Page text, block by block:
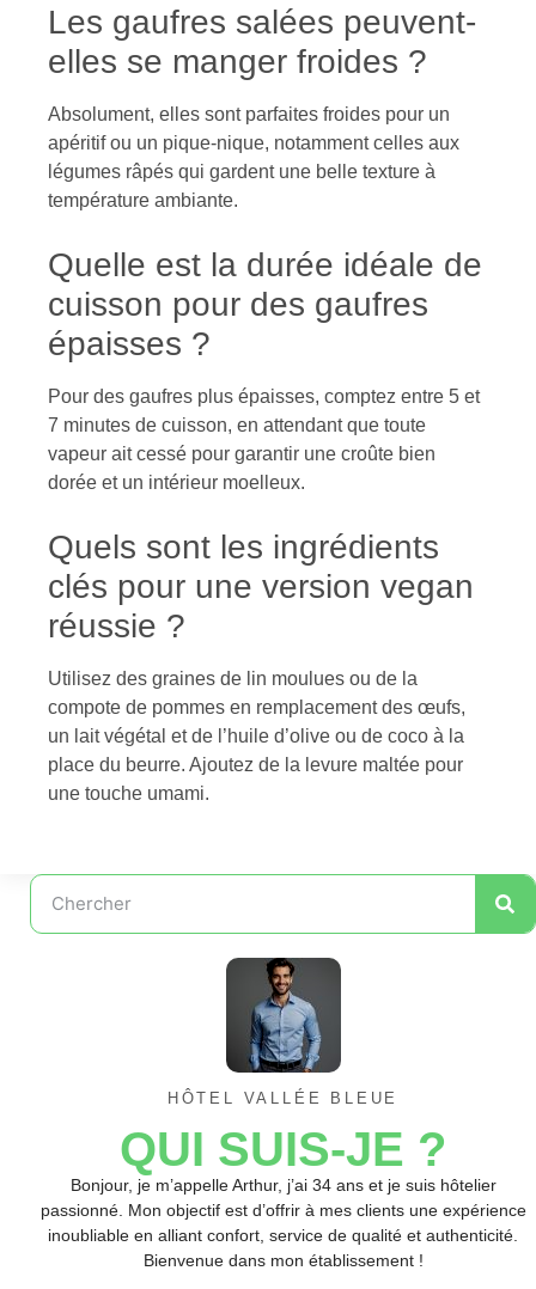
Les gaufres salées peuvent-
elles se manger froides ?
Absolument, elles sont parfaites froides pour un
apéritif ou un pique-nique, notamment celles aux
légumes râpés qui gardent une belle texture à
température ambiante.
Quelle est la durée idéale de
cuisson pour des gaufres
épaisses ?
Pour des gaufres plus épaisses, comptez entre 5 et
7 minutes de cuisson, en attendant que toute
vapeur ait cessé pour garantir une croûte bien
dorée et un intérieur moelleux.
Quels sont les ingrédients
clés pour une version vegan
réussie ?
Utilisez des graines de lin moulues ou de la
compote de pommes en remplacement des œufs,
un lait végétal et de l’huile d’olive ou de coco à la
place du beurre. Ajoutez de la levure maltée pour
une touche umami.
HÔTEL VALLÉE BLEUE
QUI SUIS-JE ?
Bonjour, je m’appelle Arthur, j’ai 34 ans et je suis hôtelier
passionné. Mon objectif est d’offrir à mes clients une expérience
inoubliable en alliant confort, service de qualité et authenticité.
Bienvenue dans mon établissement !